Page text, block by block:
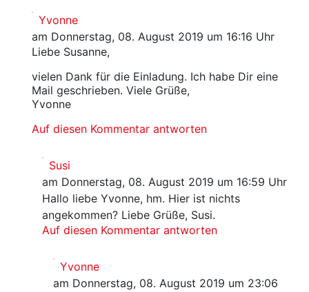
Yvonne
am Donnerstag, 08. August 2019 um 16:16 Uhr
Liebe Susanne,
vielen Dank für die Einladung. Ich habe Dir eine
Mail geschrieben. Viele Grüße,
Yvonne
Auf diesen Kommentar antworten
Susi
am Donnerstag, 08. August 2019 um 16:59 Uhr
Hallo liebe Yvonne, hm. Hier ist nichts
angekommen? Liebe Grüße, Susi.
Auf diesen Kommentar antworten
Yvonne
am Donnerstag, 08. August 2019 um 23:06